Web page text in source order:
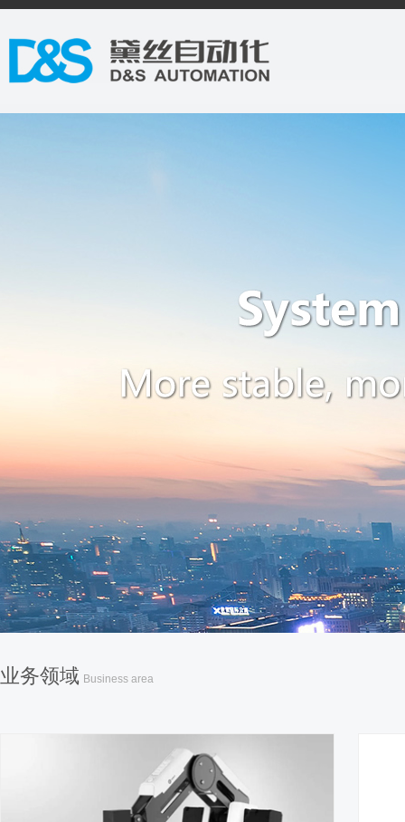
业务领域 Business area